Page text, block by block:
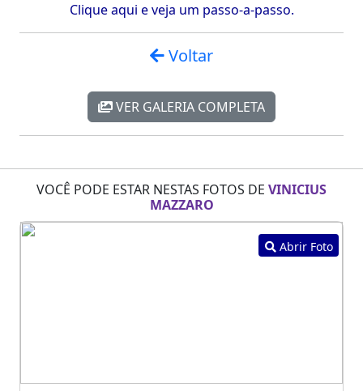
Clique aqui e veja um passo-a-passo.
Voltar
VER GALERIA COMPLETA
VOCÊ PODE ESTAR NESTAS FOTOS DE VINICIUS
MAZZARO
Abrir Foto